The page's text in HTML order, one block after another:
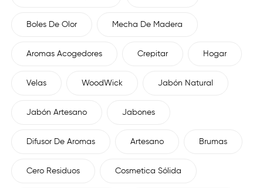
Boles De Olor Mecha De Madera
Aromas Acogedores Crepitar Hogar
Velas WoodWick Jabón Natural
Jabón Artesano Jabones
Difusor De Aromas Artesano Brumas
Cero Residuos Cosmetica Sólida